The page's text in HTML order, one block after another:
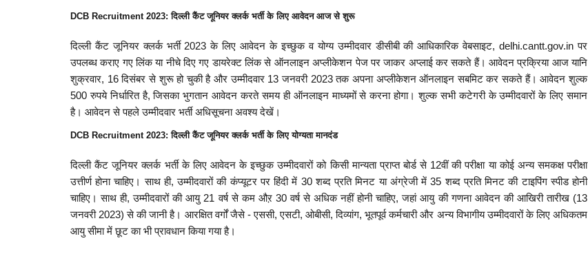
DCB Recruitment 2023: दिल्ली कैंट जूनियर क्लर्क भर्ती के लिए आवेदन आज से शुरू
दिल्ली कैंट जूनियर क्लर्क भर्ती 2023 के लिए आवेदन के इच्छुक व योग्य उम्मीदवार डीसीबी की आधिकारिक वेबसाइट, delhi.cantt.gov.in पर
उपलब्ध कराए गए लिंक या नीचे दिए गए डायरेक्ट लिंक से ऑनलाइन अप्लीकेशन पेज पर जाकर अप्लाई कर सकते हैं। आवेदन प्रक्रिया आज यानि
शुक्रवार, 16 दिसंबर से शुरू हो चुकी है और उम्मीदवार 13 जनवरी 2023 तक अपना अप्लीकेशन ऑनलाइन सबमिट कर सकते हैं। आवेदन शुल्क
500 रुपये निर्धारित है, जिसका भुगतान आवेदन करते समय ही ऑनलाइन माध्यमों से करना होगा। शुल्क सभी कटेगरी के उम्मीदवारों के लिए समान
है। आवेदन से पहले उम्मीदवार भर्ती अधिसूचना अवश्य देखें।
DCB Recruitment 2023: दिल्ली कैंट जूनियर क्लर्क भर्ती के लिए योग्यता मानदंड
दिल्ली कैंट जूनियर क्लर्क भर्ती के लिए आवेदन के इच्छुक उम्मीदवारों को किसी मान्यता प्राप्त बोर्ड से 12वीं की परीक्षा या कोई अन्य समकक्ष परीक्षा
उत्तीर्ण होना चाहिए। साथ ही, उम्मीदवारों की कंप्यूटर पर हिंदी में 30 शब्द प्रति मिनट या अंग्रेजी में 35 शब्द प्रति मिनट की टाइपिंग स्पीड होनी
चाहिए। साथ ही, उम्मीदवारों की आयु 21 वर्ष से कम औऱ 30 वर्ष से अधिक नहीं होनी चाहिए, जहां आयु की गणना आवेदन की आखिरी तारीख (13
जनवरी 2023) से की जानी है। आरक्षित वर्गों जैसे - एससी, एसटी, ओबीसी, दिव्यांग, भूतपूर्व कर्मचारी और अन्य विभागीय उम्मीदवारों के लिए अधिकतम
आयु सीमा में छूट का भी प्रावधान किया गया है।